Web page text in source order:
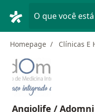
O que você
Homepage Clínicas E
Angiolife / Adomni